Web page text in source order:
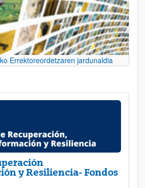
Errektoreordetzaren jardunaldia
y Resiliencia- Fondos